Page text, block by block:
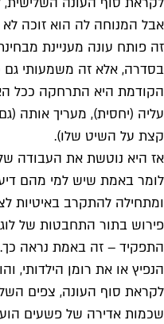
אבל המנוחה לה הוא זוכה לא
זה פותח עונה מעניינת
בסדרה, אלא זה משמעותי גם
הקודמת היא התרחקה ככל
עליה (יחסית), מעריך אותה
קצת על השיט שלו).
אז היא נוטשת את העבודה
לומר באמת שיש למי מהם
ומתחילה להתקרב באיטיות
פירוש בתור התחבטות של
התפקיד – זה באמת נראה כך.
הנפיץ או את רומן
לקראת סוף העונה, צפים
שכמות אדירה של פשעים